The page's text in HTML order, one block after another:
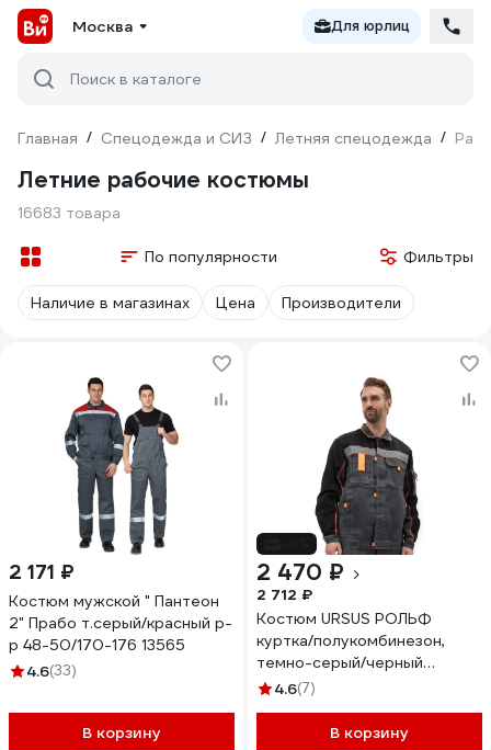
Москва Для юрлиц
Поиск в каталоге
Главная / Спецодежда и СИЗ / Летняя спецодежда /
Летние рабочие костюмы
16683 товара
По популярности Фильтры
Наличие в магазинах Цена Производители
2 171 ₽
Костюм мужской " Пантеон
2" Прабо т.серый/красный р-
р 48-50/170-176 13565
4.6(33)
В корзину
2 470 ₽
2 712 ₽
Костюм URSUS РОЛЬФ
куртка/полукомбинезон,
темно-серый/черный
КОС122-336; 48-50, 170-176
4.6(7)
В корзину